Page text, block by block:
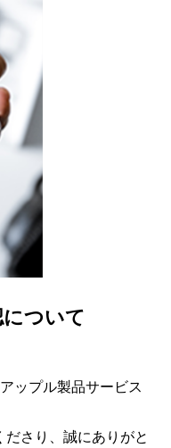
ついて
ップル製品サービス
ださり、誠にありがと